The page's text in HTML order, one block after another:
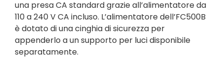
una presa CA standard grazie all’alimentatore da
110 a 240 V CA incluso. L’alimentatore dell’FC500B
è dotato di una cinghia di sicurezza per
appenderlo a un supporto per luci disponibile
separatamente.